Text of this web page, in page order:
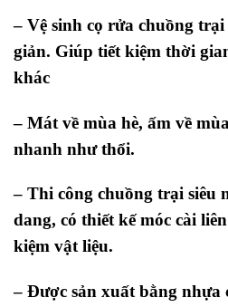
– Vệ sinh cọ rửa chuồng
giản. Giúp tiết kiệm thời
khác
– Mát về mùa hè, ấm về
nhanh như thổi.
– Thi công chuồng trại siêu
dang, có thiết kế móc cài
kiệm vật liệu.
– Được sản xuất bằng nhựa